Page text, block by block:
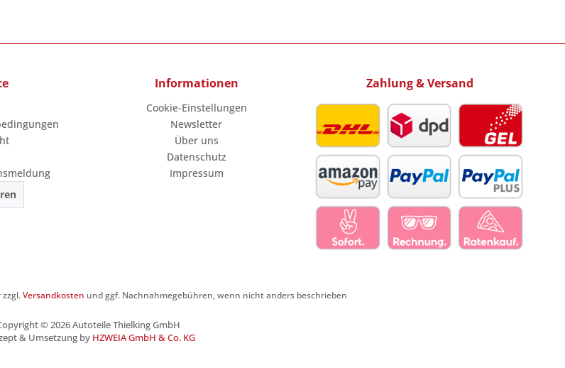
Informationen
Cookie-Einstellungen
Newsletter
Über uns
Datenschutz
Impressum
Zahlung & Versand
Versandkosten und ggf. Nachnahmegebühren, wenn nicht anders beschrieben
© 2026 Autoteile Thielking GmbH
& Umsetzung by HZWEIA GmbH & Co. KG